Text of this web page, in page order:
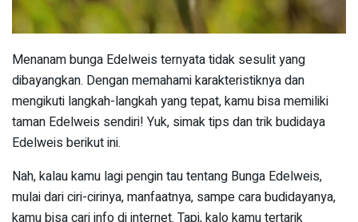
Menanam bunga Edelweis ternyata tidak sesulit yang
dibayangkan. Dengan memahami karakteristiknya dan
mengikuti langkah-langkah yang tepat, kamu bisa memiliki
taman Edelweis sendiri! Yuk, simak tips dan trik budidaya
Edelweis berikut ini.
Nah, kalau kamu lagi pengin tau tentang Bunga Edelweis,
mulai dari ciri-cirinya, manfaatnya, sampe cara budidayanya,
kamu bisa cari info di internet. Tapi, kalo kamu tertarik